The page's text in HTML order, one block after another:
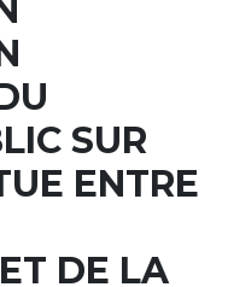
SUR
ENTRE
DE LA